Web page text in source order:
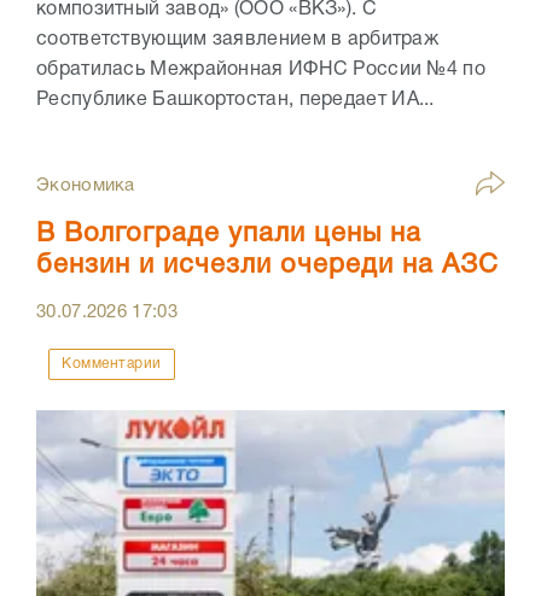
композитный завод» (ООО «ВКЗ»). С
соответствующим заявлением в арбитраж
обратилась Межрайонная ИФНС России №4 по
Республике Башкортостан, передает ИА...
Экономика
В Волгограде упали цены на
бензин и исчезли очереди на АЗС
30.07.2026 17:03
Комментарии